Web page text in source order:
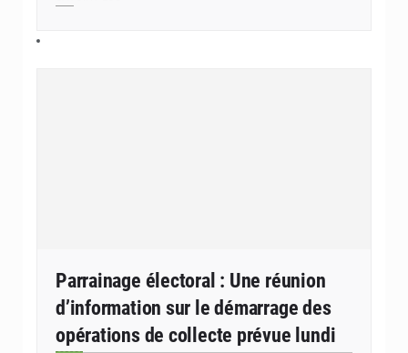
Parrainage électoral : Une réunion
d’information sur le démarrage des
opérations de collecte prévue lundi